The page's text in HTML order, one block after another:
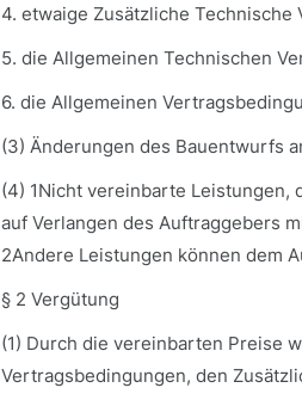
4. etwaige Zusätzliche Technische
5. die Allgemeinen Technischen
6. die Allgemeinen
(3) Änderungen des Bauentwurfs
(4) 1Nicht vereinbarte
auf Verlangen des Auftraggebers
2Andere Leistungen können dem
§ 2 Vergütung
(1) Durch die vereinbarten Preise
Vertragsbedingungen, den